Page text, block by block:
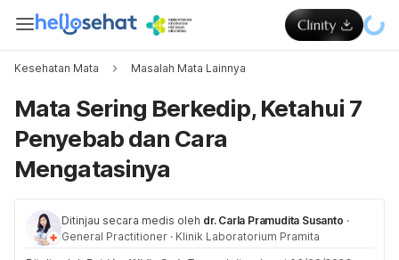
Kesehatan Mata Masalah Mata Lainnya
Mata Sering Berkedip, Ketahui 7
Penyebab dan Cara
Mengatasinya
Ditinjau secara medis oleh dr. Carla Pramudita Susanto ·
General Practitioner · Klinik Laboratorium Pramita